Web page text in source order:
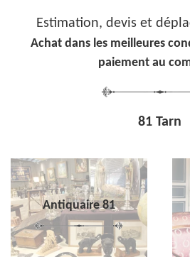
Estimation, devis et
Achat dans les meilleures
paiement au
81 Tarn
Antiquaire 81